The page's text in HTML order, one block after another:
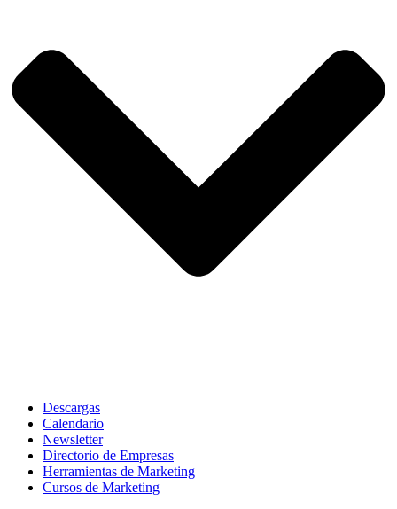
Descargas
Calendario
Newsletter
Directorio de Empresas
Herramientas de Marketing
Cursos de Marketing